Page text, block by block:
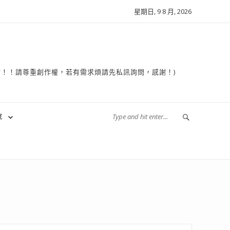
星期日, 9 8 月, 2026
請尊重創作權，若有需求煩請先私訊詢問，感謝！)